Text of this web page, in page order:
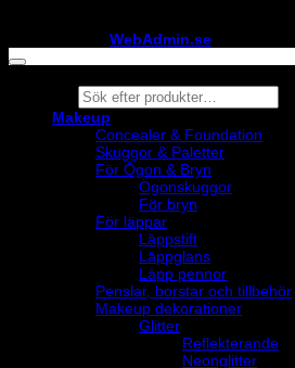
WebAdmin.se
Products
search
Makeup
Concealer & Foundation
Skuggor & Paletter
För Ögon & Bryn
Ögonskuggor
För bryn
För läppar
Läppstift
Läppglans
Läpp pennor
Penslar, borstar och tillbehör
Makeup dekorationer
Glitter
Reflekterande
Neonglitter